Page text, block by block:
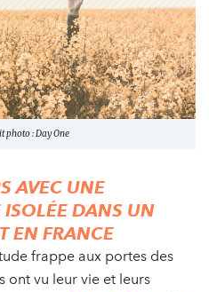
photo : Day One
AVEC UNE
ISOLÉE DANS UN
EN FRANCE
frappe aux portes des
ont vu leur vie et leurs